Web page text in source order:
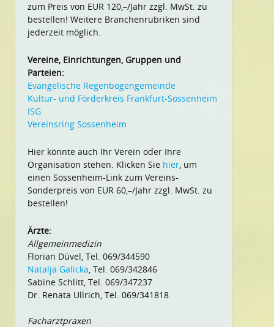
zum Preis von EUR 120,–/Jahr zzgl. MwSt. zu
bestellen! Weitere Branchenrubriken sind
jederzeit möglich.
Vereine, Einrichtungen, Gruppen und
Parteien:
Evangelische Regenbogengemeinde
Kultur- und Förderkreis Frankfurt-Sossenheim
ISG
Vereinsring Sossenheim
Hier könnte auch Ihr Verein oder Ihre
Organisation stehen. Klicken Sie hier, um
einen Sossenheim-Link zum Vereins-
Sonderpreis von EUR 60,–/Jahr zzgl. MwSt. zu
bestellen!
Ärzte:
Allgemeinmedizin
Florian Düvel, Tel. 069/344590
Natalja Galicka, Tel. 069/342846
Sabine Schlitt, Tel. 069/347237
Dr. Renata Ullrich, Tel. 069/341818
Facharztpraxen